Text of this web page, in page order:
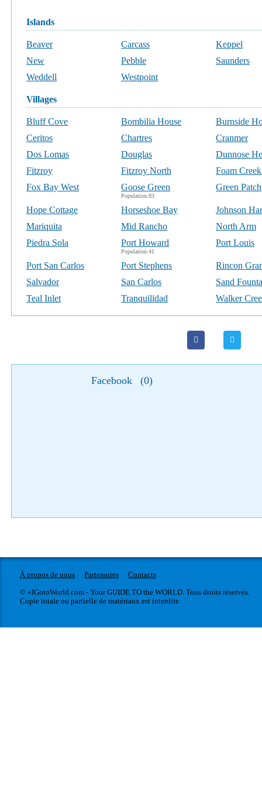
islands
Beaver Carcass
Keppel
New
Pebble
Saunders
Weddell
Westpoint
villages
Bluff Cove Bombilia House
Burnside
Ceritos
Chartres
Cranmer
Dos Lomas
Douglas
Dunnose
Fitzroy
Fitzroy North
Foam
Fox Bay West
Goose Green
Population:83
Green Patch
Hope Cottage Horseshoe Bay
Johnson
Mariquita
Mid Rancho
North Arm
Piedra Sola
Port Howard
Population:41
Port Louis
Port San Carlos Port Stephens
Rincon
Salvador
San Carlos
Sand
Teal Inlet
Tranquilidad Walker
Facebook (0)
À propos de nous Partenaires
Contacts
© «IGotoWorld.com - Your GUIDE TO the WORLD. Tous droits réservés.
Copie totale ou partielle de matériaux est interdite.